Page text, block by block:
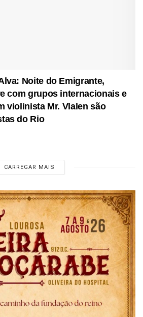
Noite do Emigrante,
com grupos internacionais e
violinista Mr. Vlalen são
do Rio
CARREGAR MAIS